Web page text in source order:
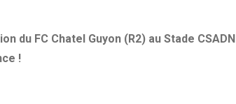
FC Chatel Guyon (R2) au Stade CSADN
!